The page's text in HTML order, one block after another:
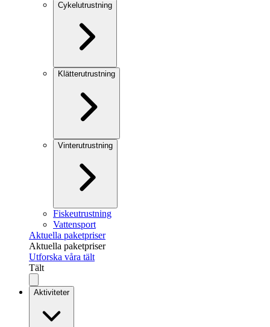
Cykelutrustning
Klätterutrustning
Vinterutrustning
Fiskeutrustning
Vattensport
Aktuella paketpriser
Aktuella paketpriser
Utforska våra tält
Tält
Aktiviteter